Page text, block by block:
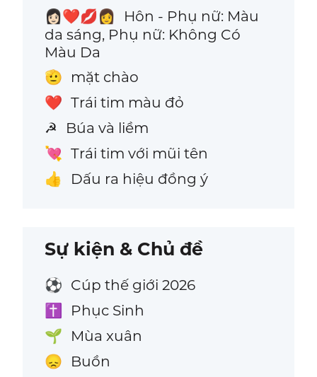
👩🏻‍❤️‍💋‍👩
Hôn - Phụ nữ: Màu
da sáng, Phụ nữ: Không Có
Màu Da
🫡 mặt chào
❤️ Trái tim màu đỏ
☭ Búa và liềm
💘 Trái tim với mũi tên
👍 Dấu ra hiệu đồng ý
Sự kiện & Chủ đề
⚽ Cúp thế giới 2026
✝️ Phục Sinh
🌱 Mùa xuân
😞 Buồn